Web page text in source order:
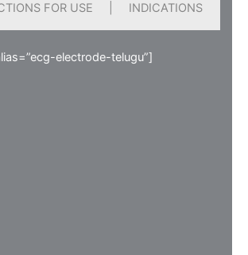
FOR USE | INDICATIONS
electrode-telugu”]